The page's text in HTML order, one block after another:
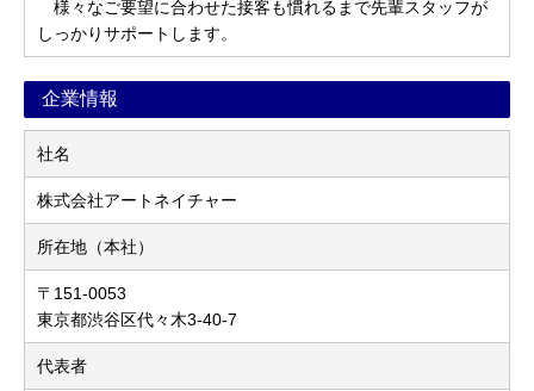
様々なご要望に合わせた接客も慣れるまで先輩スタッフが
しっかりサポートします。
企業情報
社名
株式会社アートネイチャー
所在地（本社）
〒151-0053
東京都渋谷区代々木3-40-7
代表者